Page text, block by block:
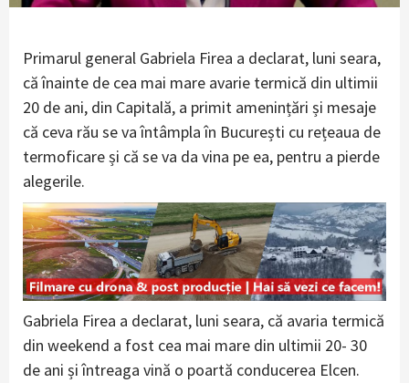
Primarul general Gabriela Firea a declarat, luni seara,
că înainte de cea mai mare avarie termică din ultimii
20 de ani, din Capitală, a primit amenințări și mesaje
că ceva rău se va întâmpla în București cu rețeaua de
termoficare și că se va da vina pe ea, pentru a pierde
alegerile.
Gabriela Firea a declarat, luni seara, că avaria termică
din weekend a fost cea mai mare din ultimii 20- 30
de ani și întreaga vină o poartă conducerea Elcen.